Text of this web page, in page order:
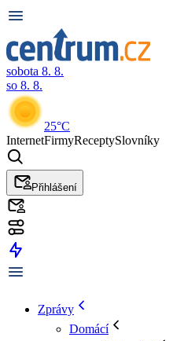
sobota 8. 8.
so 8. 8.
25°C
InternetFirmyReceptySlovníky
Přihlášení
Zprávy
Domácí